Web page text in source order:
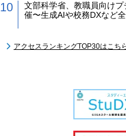
文部科学省、教職員向け
催〜生成AIや校務DXなど
アクセスランキングTOP30はこち